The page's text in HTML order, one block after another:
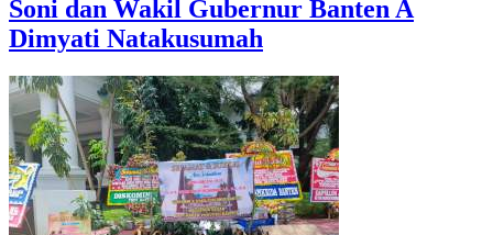
Soni dan Wakil Gubernur Banten A
Dimyati Natakusumah